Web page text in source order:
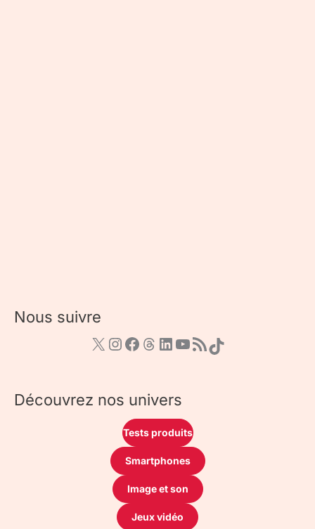
Nous suivre
Découvrez nos univers
Tests produits
Smartphones
Image et son
Jeux vidéo